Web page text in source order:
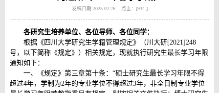
发稿日期:2025-02-26 点击：[934 ]
各研究生培养单位、 各位导师、 各位同学：
根据《四川大学研究生学籍管理规定》（川大研[2021]248
号，以下简称《规定》）相关规定，现就执行研究生最长学习年限
通知如下：
一、《规定》第三章第十条：“硕士研究生最长学习年限不得
超过4年，学制为2年的专业学位不得超过3年，非全日制专业学位